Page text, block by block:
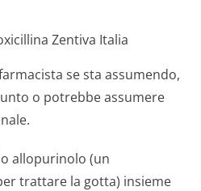
Zentiva Italia
se sta assumendo,
o potrebbe assumere
allopurinolo (un
trattare la gotta) insieme